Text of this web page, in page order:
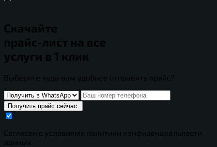
Скачайте
прайс-лист на все
услуги в 1 клик
Выберите куда вам удобнее отправить прайс?
Получить прайс сейчас
Cогласен с условиями политики конфиденциальности
данных